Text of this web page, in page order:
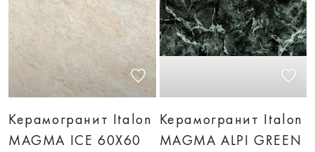
Керамогранит Italon
MAGMA ICE 60X60
Керамогранит Italon
MAGMA ALPI GREEN